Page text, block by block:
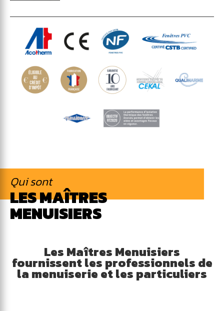
Qui sont
LES MAÎTRES
MENUISIERS
Les Maîtres Menuisiers
fournissent les professionnels de
la menuiserie et les particuliers